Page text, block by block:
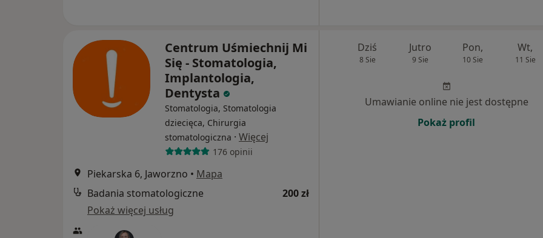
Centrum Uśmiechnij Mi
Się - Stomatologia,
Implantologia,
Dentysta
Stomatologia, Stomatologia
dziecięca, Chirurgia
stomatologiczna · Więcej
176 opinii
Piekarska 6, Jaworzno • Mapa
Badania stomatologiczne
200 zł
Pokaż więcej usług
Dziś
8 Sie
Jutro
9 Sie
Pon,
10 Sie
Wt,
11 Sie
Umawianie online nie jest dostępne
Pokaż profil